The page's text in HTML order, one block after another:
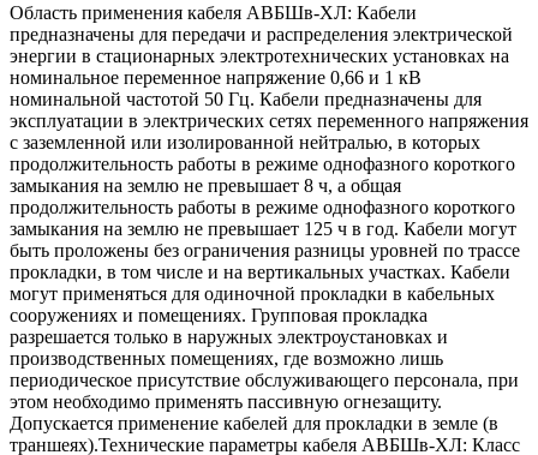
Область применения кабеля АВБШв-ХЛ: Кабели
предназначены для передачи и распределения электрической
энергии в стационарных электротехнических установках на
номинальное переменное напряжение 0,66 и 1 кВ
номинальной частотой 50 Гц. Кабели предназначены для
эксплуатации в электрических сетях переменного напряжения
с заземленной или изолированной нейтралью, в которых
продолжительность работы в режиме однофазного короткого
замыкания на землю не превышает 8 ч, а общая
продолжительность работы в режиме однофазного короткого
замыкания на землю не превышает 125 ч в год. Кабели могут
быть проложены без ограничения разницы уровней по трассе
прокладки, в том числе и на вертикальных участках. Кабели
могут применяться для одиночной прокладки в кабельных
сооружениях и помещениях. Групповая прокладка
разрешается только в наружных электроустановках и
производственных помещениях, где возможно лишь
периодическое присутствие обслуживающего персонала, при
этом необходимо применять пассивную огнезащиту.
Допускается применение кабелей для прокладки в земле (в
траншеях).Технические параметры кабеля АВБШв-ХЛ: Класс